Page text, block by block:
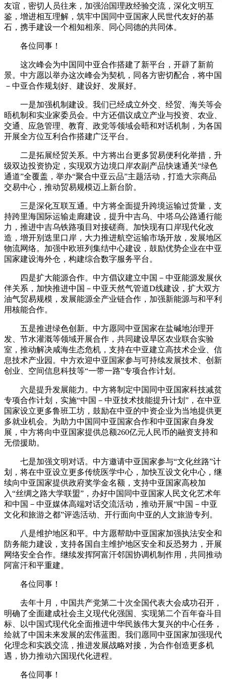
友谊，密切人员往来，加强治国理政经验交流，深化文明互
鉴，增进相互理解，筑牢中国同中亚国家人民世代友好的基
石，携手建设一个相知相亲、同心同德的共同体。
各位同事！
这次峰会为中国同中亚合作搭建了新平台，开辟了新前
景。中方愿以举办这次峰会为契机，同各方密切配合，将中国
－中亚合作规划好、建设好、发展好。
一是加强机制建设。我们已经成立外交、经贸、海关等会
晤机制和实业家委员会。中方还倡议成立产业与投资、农业、
交通、应急管理、教育、政党等领域会晤和对话机制，为各国
开展全方位互利合作搭建广泛平台。
二是拓展经贸关系。中方将出台更多贸易便利化举措，升
级双边投资协定，实现双方边境口岸农副产品快速通关“绿色
通道”全覆盖，举办“聚合中亚云品”主题活动，打造大宗商品
交易中心，推动贸易规模迈上新台阶。
三是深化互联互通。中方将全面提升跨境运输过货量，支
持跨里海国际运输走廊建设，提升中吉乌、中塔乌公路通行能
力，推进中吉乌铁路项目对接磋商。加快现有口岸现代化改
造，增开别迭里口岸，大力推进航空运输市场开放，发展地区
物流网络。加强中欧班列集结中心建设，鼓励优势企业在中亚
国家建设海外仓，构建综合数字服务平台。
四是扩大能源合作。中方倡议建立中国－中亚能源发展伙
伴关系，加快推进中国－中亚天然气管道D线建设，扩大双方
油气贸易规模，发展能源全产业链合作，加强新能源与和平利
用核能合作。
五是推进绿色创新。中方愿同中亚国家在盐碱地治理开
发、节水灌溉等领域开展合作，共同建设旱区农业联合实验
室，推动解决咸海生态危机，支持在中亚建立高技术企业、信
息技术产业园。中方欢迎中亚国家参与可持续发展技术、创新
创业、空间信息科技等“一带一路”专项合作计划。
六是提升发展能力。中方将制定中国同中亚国家科技减贫
专项合作计划，实施“中国－中亚技术技能提升计划”，在中亚
国家设立更多鲁班工坊，鼓励在中亚的中资企业为当地提供更
多就业机会。为助力中国同中亚国家合作和中亚国家自身发
展，中方将向中亚国家提供总额260亿元人民币的融资支持和
无偿援助。
七是加强文明对话。中方邀请中亚国家参与“文化丝路”计
划，将在中亚设立更多传统医学中心，加快互设文化中心，继
续向中亚国家提供政府奖学金名额，支持中亚国家高校加
入“丝绸之路大学联盟”，办好中国同中亚国家人民文化艺术年
和中国－中亚媒体高端对话交流活动，推动开展“中国－中亚
文化和旅游之都”评选活动、开行面向中亚的人文旅游专列。
八是维护地区和平。中方愿帮助中亚国家加强执法安全和
防务能力建设，支持各国自主维护地区安全和反恐努力，开展
网络安全合作。继续发挥阿富汗邻国协调机制作用，共同推动
阿富汗和平重建。
各位同事！
去年十月，中国共产党第二十次全国代表大会成功召开，
明确了全面建成社会主义现代化强国、实现第二个百年奋斗目
标、以中国式现代化全面推进中华民族伟大复兴的中心任务，
绘就了中国未来发展的宏伟蓝图。我们愿同中亚国家加强现代
化理念和实践交流，推进发展战略对接，为合作创造更多机
遇，协力推动六国现代化进程。
各位同事！